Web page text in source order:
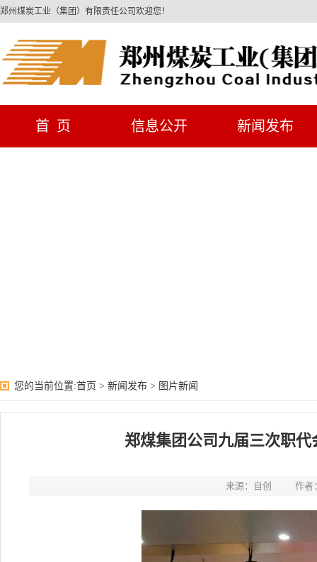
郑州煤炭工业（集团）有限责任公司欢迎您！
首 页 信息公开 新闻发布
您的当前位置:首页 > 新闻发布 > 图片新闻
郑煤集团公司九届三次职
来源：自创 作